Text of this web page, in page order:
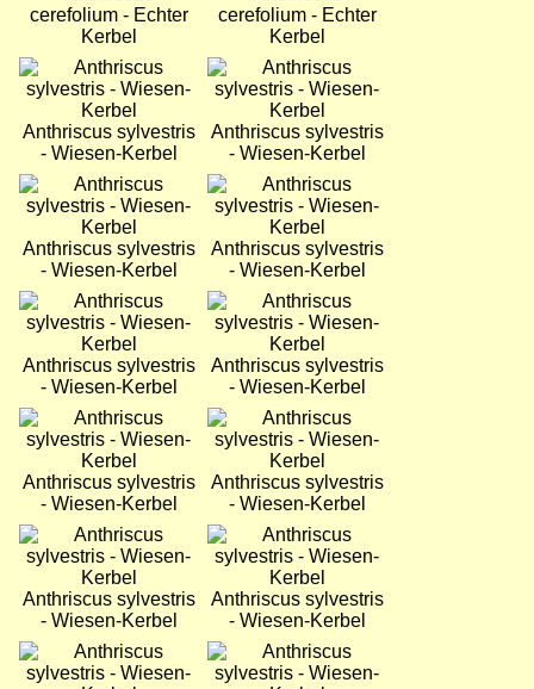
cerefolium - Echter
Kerbel
cerefolium - Echter
Kerbel
Bild
Anthriscus sylvestris
- Wiesen-Kerbel
Bild
Anthriscus sylvestris
- Wiesen-Kerbel
Bild
Anthriscus sylvestris
- Wiesen-Kerbel
Bild
Anthriscus sylvestris
- Wiesen-Kerbel
Bild
Anthriscus sylvestris
- Wiesen-Kerbel
Bild
Anthriscus sylvestris
- Wiesen-Kerbel
Bild
Anthriscus sylvestris
- Wiesen-Kerbel
Bild
Anthriscus sylvestris
- Wiesen-Kerbel
Bild
Anthriscus sylvestris
- Wiesen-Kerbel
Bild
Anthriscus sylvestris
- Wiesen-Kerbel
Bild
Bild